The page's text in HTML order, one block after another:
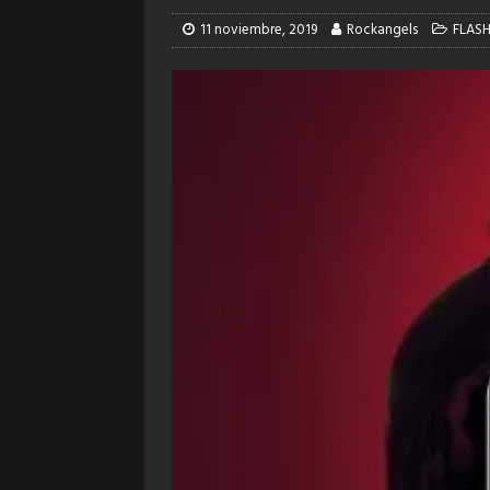
11 noviembre, 2019 Rockangels